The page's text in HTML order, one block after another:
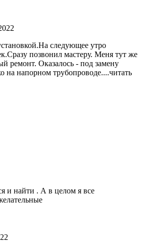
следующее утро
позвонил мастеру. Меня тут же
ремонт. Оказалось - под замену
на напорном трубопроводе....читать
и найти . А в целом я все